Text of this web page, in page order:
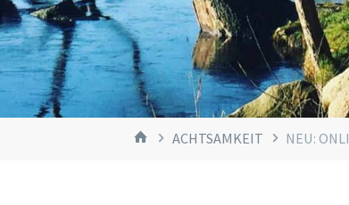
START
ACHTSAMKEIT NEU: